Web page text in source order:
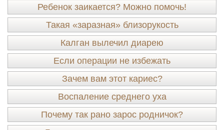
Ребенок заикается? Можно помочь!
Такая «заразная» близорукость
Калган вылечил диарею
Если операции не избежать
Зачем вам этот кариес?
Воспаление среднего уха
Почему так рано зарос родничок?